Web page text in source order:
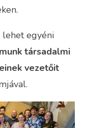
egyéni
társadalmi
vezetőit